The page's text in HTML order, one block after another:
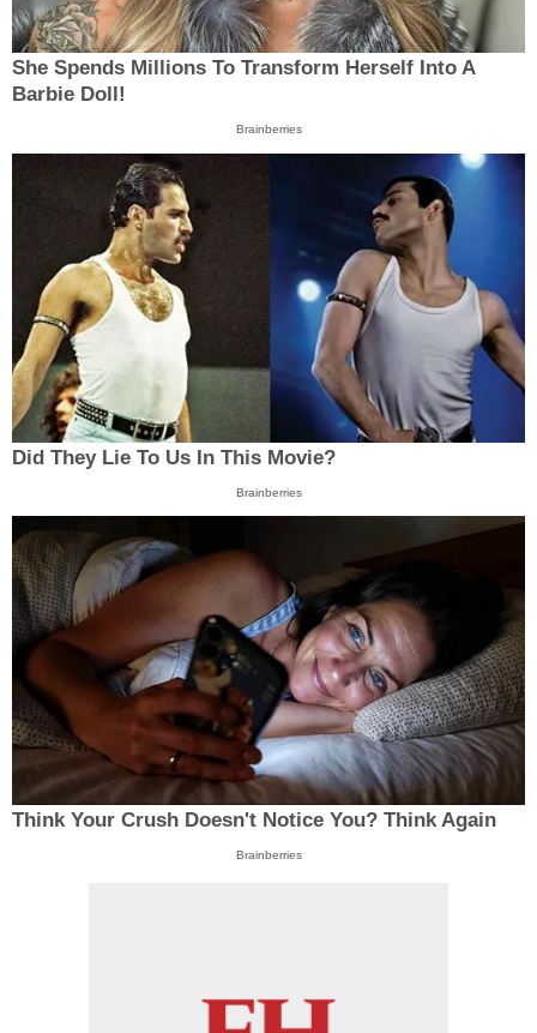
She Spends Millions To Transform Herself Into A
Barbie Doll!
Brainberries
Did They Lie To Us In This Movie?
Brainberries
Think Your Crush Doesn't Notice You? Think Again
Brainberries